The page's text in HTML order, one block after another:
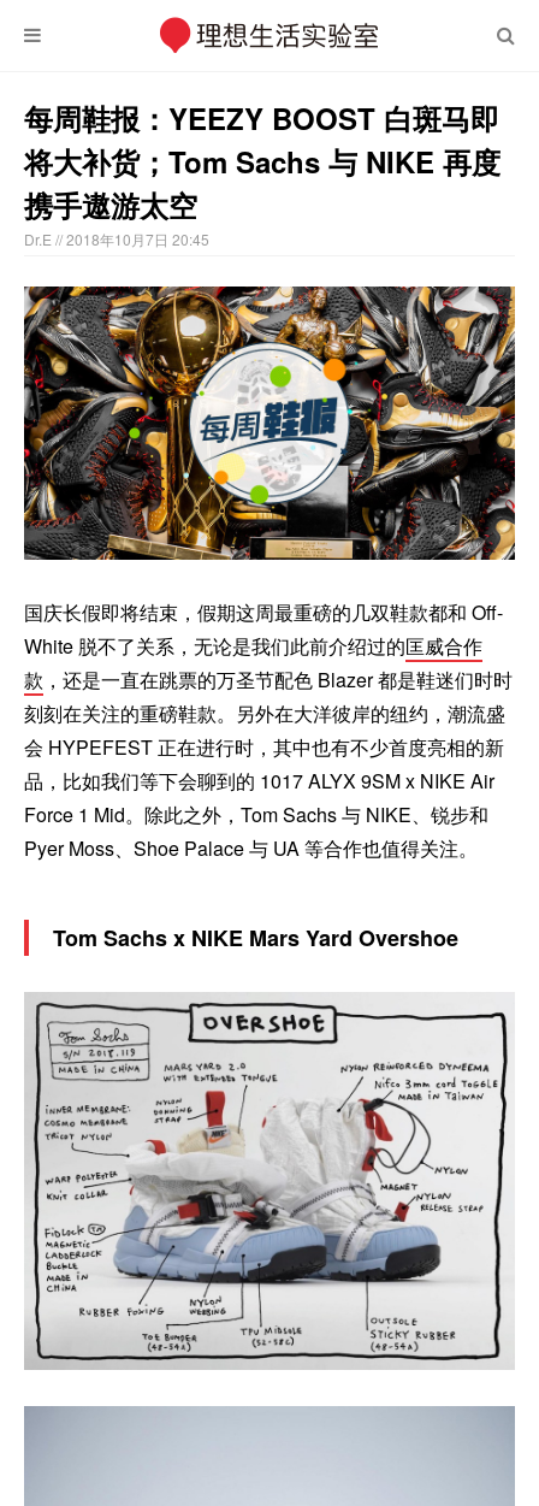
每周鞋报：YEEZY BOOST 白斑马即
将大补货；Tom Sachs 与 NIKE 再度
携手遨游太空
Dr.E // 2018年10月7日 20:45
国庆长假即将结束，假期这周最重磅的几双鞋款都和 Off-
White 脱不了关系，无论是我们此前介绍过的匡威合作
款 ，还是一直在跳票的万圣节配色 Blazer 都是鞋迷们时时
刻刻在关注的重磅鞋款。另外在大洋彼岸的纽约，潮流盛
会 HYPEFEST 正在进行时，其中也有不少首度亮相的新
品，比如我们等下会聊到的 1017 ALYX 9SM x NIKE Air
Force 1 Mid。除此之外，Tom Sachs 与 NIKE、锐步和
Pyer Moss、Shoe Palace 与 UA 等合作也值得关注。
Tom Sachs x NIKE Mars Yard Overshoe